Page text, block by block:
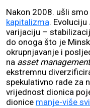
Nakon 2008. ušli
kapitalizma. Evoluciju
varijaciju –
do onoga što je
okrupnjavanje i
na asset management
ekstremnu
spekulativno rade za
vrijednost dionica
dionice manje-više